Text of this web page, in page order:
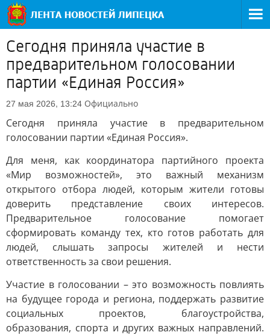
Сегодня приняла участие в
предварительном голосовании
партии «Единая Россия»
27 мая 2026, 13:24 Официально
Сегодня приняла участие в предварительном
голосовании партии «Единая Россия».
Для меня, как координатора партийного проекта
«Мир возможностей», это важный механизм
открытого отбора людей, которым жители готовы
доверить представление своих интересов.
Предварительное голосование помогает
сформировать команду тех, кто готов работать для
людей, слышать запросы жителей и нести
ответственность за свои решения.
Участие в голосовании – это возможность повлиять
на будущее города и региона, поддержать развитие
социальных проектов, благоустройства,
образования, спорта и других важных направлений.